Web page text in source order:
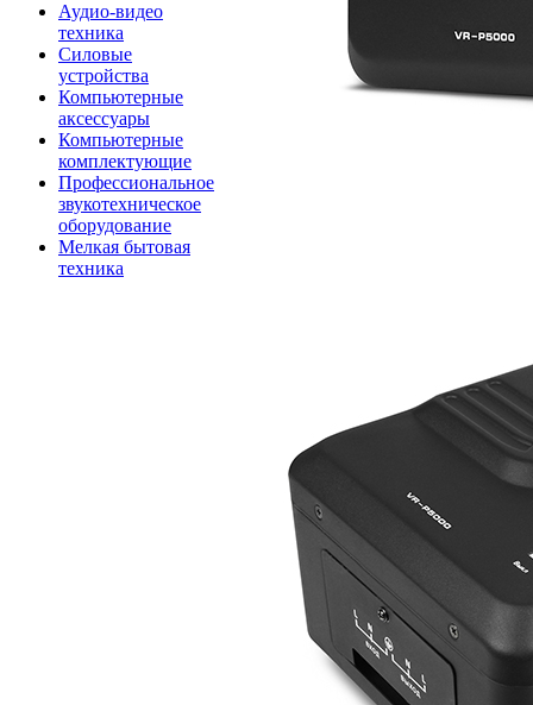
Аудио-видео
техника
Силовые
устройства
Компьютерные
аксессуары
Компьютерные
комплектующие
Профессиональное
звукотехническое
оборудование
Мелкая бытовая
техника